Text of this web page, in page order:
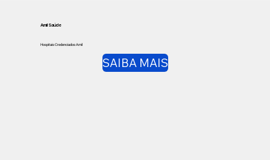
Amil Saúde
Hospitais Credenciados Amil
SAIBA MAIS